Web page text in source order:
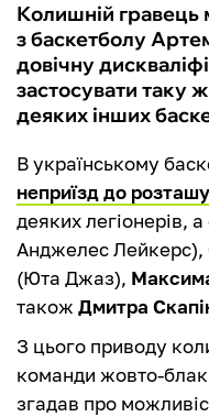
Колишній гравець
з баскетболу
довічну
застосувати таку
деяких інших
В українському
неприїзд до
деяких легіонерів,
Анджелес Лейкерс),
(Юта Джаз),
також Дмитра
З цього приводу
команди жовто-
згадав про